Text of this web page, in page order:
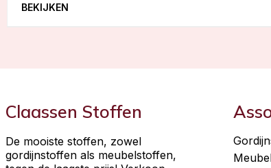
BEKIJKEN
Claassen Stoffen
De mooiste stoffen, zowel
gordijnstoffen als meubelstoffen,